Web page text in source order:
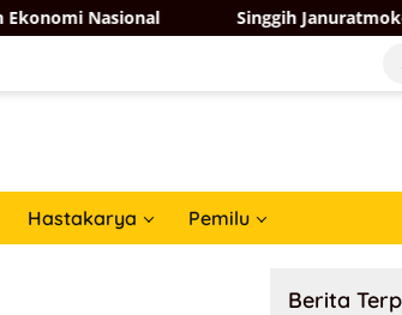
Singgih Januratmoko Dorong
Hastakarya Pemilu
Berita